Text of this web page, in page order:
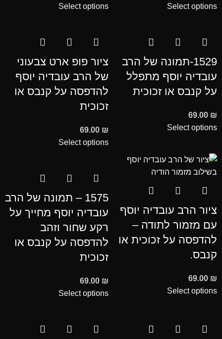
Select options
Select options
1529-תמונה של הרב
עובדיה יוסף מתפלל
על קנבס או זכוכית
69.00 ₪
Select options
ציור פופ ארט צבעוני
של הרב עובדיה יוסף
להדפסה על קנבס או
זכוכית
69.00 ₪
Select options
ציור הרב עובדיה יוסף
עם מזמור לתודה –
להדפסה על זכוכית או
קנבס.
69.00 ₪
Select options
1575 – תמונה של הרב
עובדיה יוסף מחייך על
רקע שחור וזהב
להדפסה על קנבס או
זכוכית
69.00 ₪
Select options